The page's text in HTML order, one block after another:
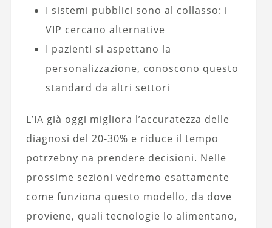
I sistemi pubblici sono al collasso: i
VIP cercano alternative
I pazienti si aspettano la
personalizzazione, conoscono questo
standard da altri settori
L’IA già oggi migliora l’accuratezza delle
diagnosi del 20-30% e riduce il tempo
potrzebny na prendere decisioni. Nelle
prossime sezioni vedremo esattamente
come funziona questo modello, da dove
proviene, quali tecnologie lo alimentano,